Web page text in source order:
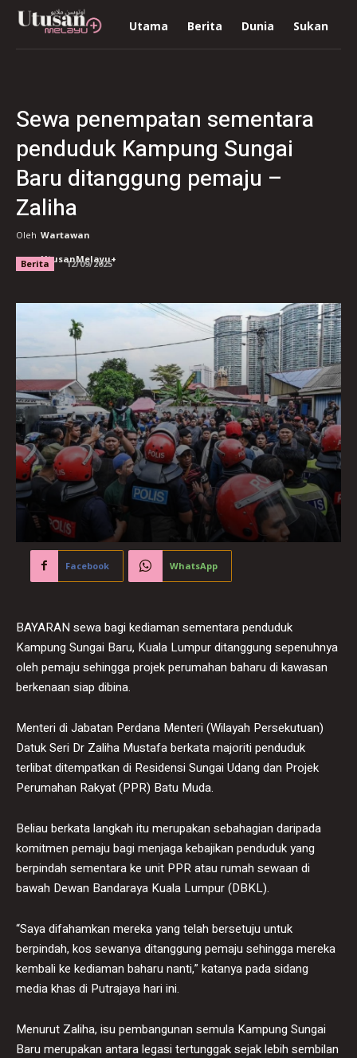
Utama Berita Dunia Sukan
Sewa penempatan sementara
penduduk Kampung Sungai
Baru ditanggung pemaju –
Zaliha
Oleh Wartawan
UtusanMelayu+
Berita 12/09/2025
Facebook WhatsApp
BAYARAN sewa bagi kediaman sementara penduduk
Kampung Sungai Baru, Kuala Lumpur ditanggung sepenuhnya
oleh pemaju sehingga projek perumahan baharu di kawasan
berkenaan siap dibina.
Menteri di Jabatan Perdana Menteri (Wilayah Persekutuan)
Datuk Seri Dr Zaliha Mustafa berkata majoriti penduduk
terlibat ditempatkan di Residensi Sungai Udang dan Projek
Perumahan Rakyat (PPR) Batu Muda.
Beliau berkata langkah itu merupakan sebahagian daripada
komitmen pemaju bagi menjaga kebajikan penduduk yang
berpindah sementara ke unit PPR atau rumah sewaan di
bawah Dewan Bandaraya Kuala Lumpur (DBKL).
“Saya difahamkan mereka yang telah bersetuju untuk
berpindah, kos sewanya ditanggung pemaju sehingga mereka
kembali ke kediaman baharu nanti,” katanya pada sidang
media khas di Putrajaya hari ini.
Menurut Zaliha, isu pembangunan semula Kampung Sungai
Baru merupakan antara legasi tertunggak sejak lebih sembilan